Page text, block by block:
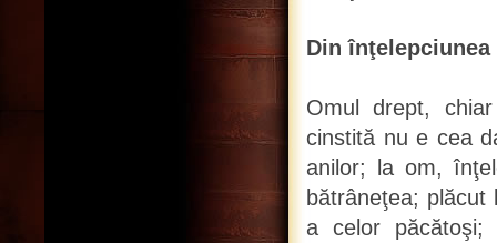
Din
Omul drept,
cinstită nu e cea
anilor; la om,
bătrâneţea;
a celor